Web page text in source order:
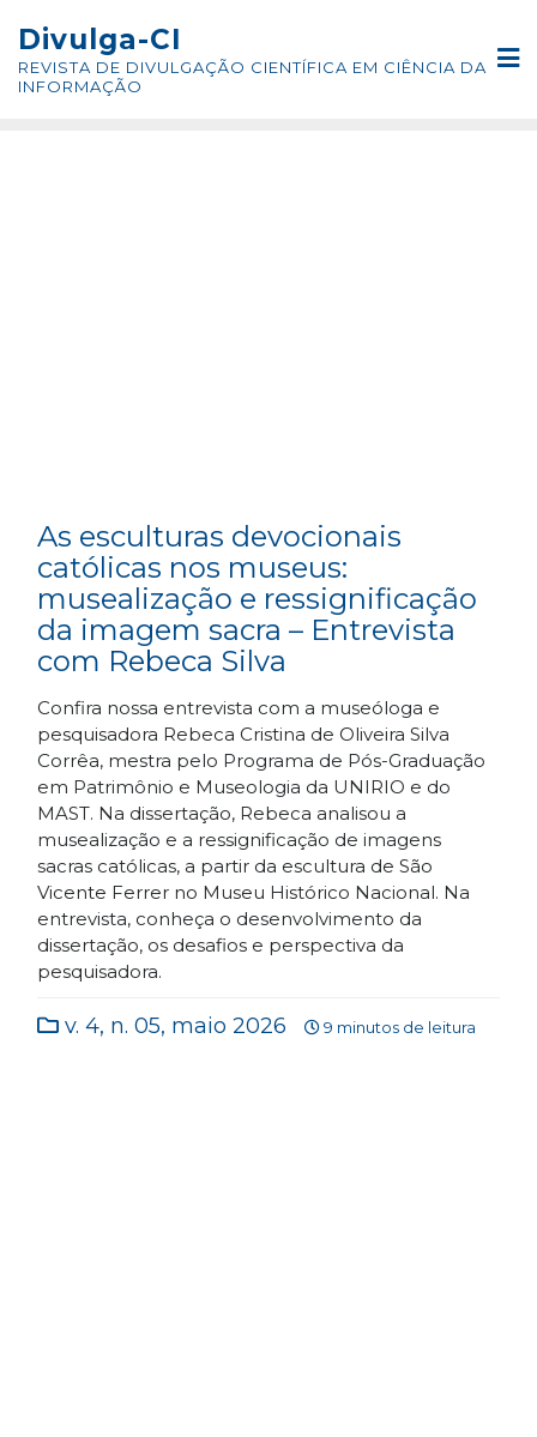
content
Divulga-CI
REVISTA DE DIVULGAÇÃO CIENTÍFICA EM CIÊNCIA DA
INFORMAÇÃO
As esculturas devocionais
católicas nos museus:
musealização e ressignificação
da imagem sacra – Entrevista
com Rebeca Silva
Confira nossa entrevista com a museóloga e
pesquisadora Rebeca Cristina de Oliveira Silva
Corrêa, mestra pelo Programa de Pós-Graduação
em Patrimônio e Museologia da UNIRIO e do
MAST. Na dissertação, Rebeca analisou a
musealização e a ressignificação de imagens
sacras católicas, a partir da escultura de São
Vicente Ferrer no Museu Histórico Nacional. Na
entrevista, conheça o desenvolvimento da
dissertação, os desafios e perspectiva da
pesquisadora.
v. 4, n. 05, maio 2026 9 minutos de leitura